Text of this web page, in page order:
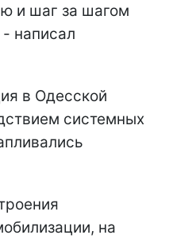
и шаг за шагом
написал
в Одесской
системных
на